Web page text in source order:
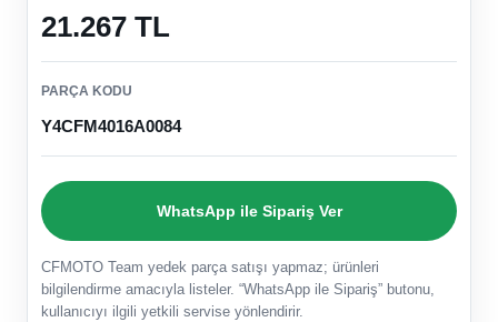
21.267 TL
PARÇA KODU
Y4CFM4016A0084
WhatsApp ile Sipariş Ver
CFMOTO Team yedek parça satışı yapmaz; ürünleri
bilgilendirme amacıyla listeler. “WhatsApp ile Sipariş” butonu,
kullanıcıyı ilgili yetkili servise yönlendirir.